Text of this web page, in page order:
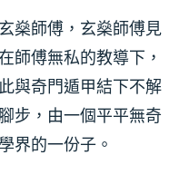
燊師傅，玄燊師傅見
師傅無私的教導下，
與奇門遁甲結下不解
步，由一個平平無奇
界的一份子。